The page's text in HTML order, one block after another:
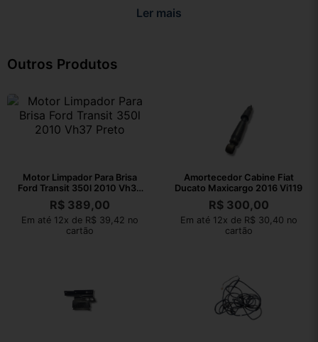
Ler mais
Outros Produtos
Motor Limpador Para Brisa
Ford Transit 350l 2010 Vh37
Preto
R$389,00
Em até 12x de R$ 39,42 no
cartão
Amortecedor Cabine Fiat
Ducato Maxicargo 2016 Vi119
R$300,00
Em até 12x de R$ 30,40 no
cartão